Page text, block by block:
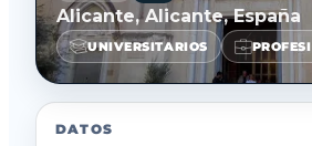
Alicante, Alicante, España
UNIVERSITARIOS
DATOS